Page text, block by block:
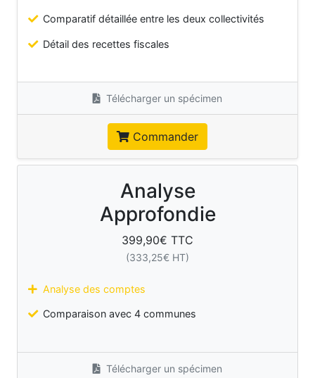
Comparatif détaillée entre les deux collectivités
Détail des recettes fiscales
Télécharger un spécimen
Commander
Analyse
Approfondie
399,90€ TTC
(333,25€ HT)
Analyse des comptes
Comparaison avec 4 communes
Télécharger un spécimen